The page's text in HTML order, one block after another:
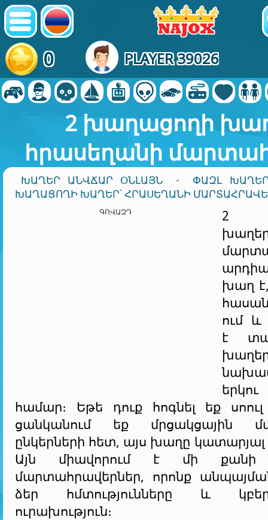
0 PLAYER 39026
2 խաղացողի
հրասեղանի
ԽԱՂԵՐ ԱՆՎՃԱՐ ՕՆԼԱՅՆ -
ՓԱԶԼ
ԽԱՂԱՑՈՂԻ ԽԱՂԵՐ՝ ՀՐԱՍԵՂԱՆԻ
ԳՈՎԱԶԴ
2
խաղ
ում և
է
համար։ Եթե դուք հոգնել եք
ցանկանում եք մրցակցային
ընկերների հետ, այս խաղը կատարյալ
Այն միավորում է մի քանի
մարտահրավերներ, որոնք
ձեր հմտությունները և
ուրախություն։